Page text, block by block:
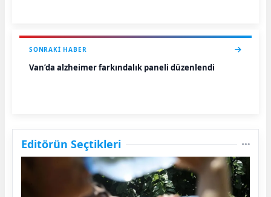
SONRAKI HABER
Van’da alzheimer farkındalık paneli düzenlendi
Editörün Seçtikleri